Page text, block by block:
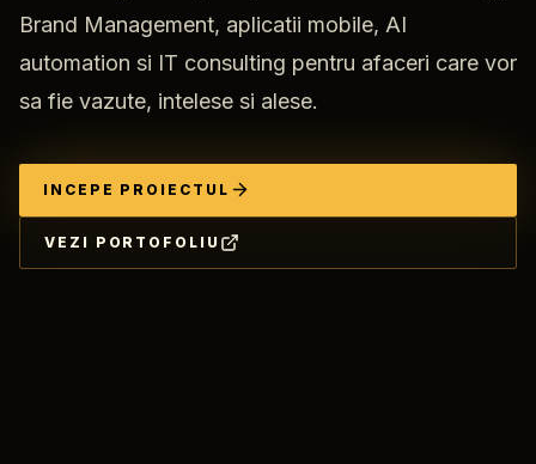
Brand Management, aplicatii mobile, AI
automation si IT consulting pentru afaceri care vor
sa fie vazute, intelese si alese.
INCEPE PROIECTUL
VEZI PORTOFOLIU